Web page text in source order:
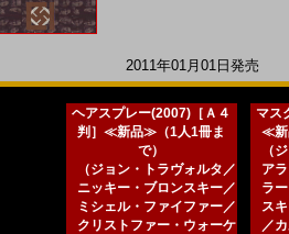
2011年01月01日発売
ヘアスプレー(2007)［Ａ４
判］≪新品≫（1人1冊ま
で）
（ジョン・トラヴォルタ／
ニッキー・ブロンスキー／
ミシェル・ファイファー／
クリストファー・ウォーケ
マス
≪新
（
ア
ラ
ス
／